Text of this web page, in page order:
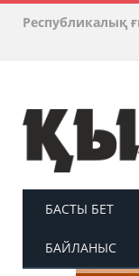
Республикалық
БАСТЫ БЕТ
БАЙЛАНЫС